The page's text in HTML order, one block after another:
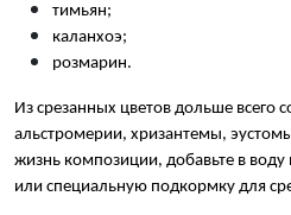
тимьян;
каланхоэ;
розмарин.
Из срезанных цветов дольше всего
альстромерии, хризантемы,
жизнь композиции, добавьте в
или специальную подкормку для